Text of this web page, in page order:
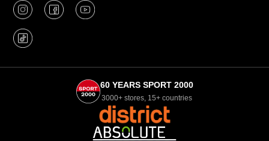
60 YEARS SPORT 2000
3000+ stores, 15+ countries